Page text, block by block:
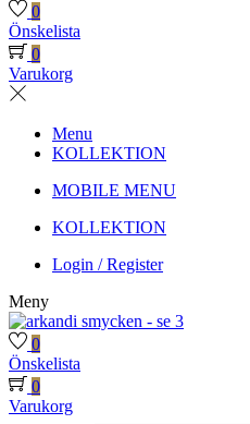
0
Önskelista
0
Varukorg
Menu
KOLLEKTION
MOBILE MENU
KOLLEKTION
Login / Register
Meny
0
Önskelista
0
Varukorg